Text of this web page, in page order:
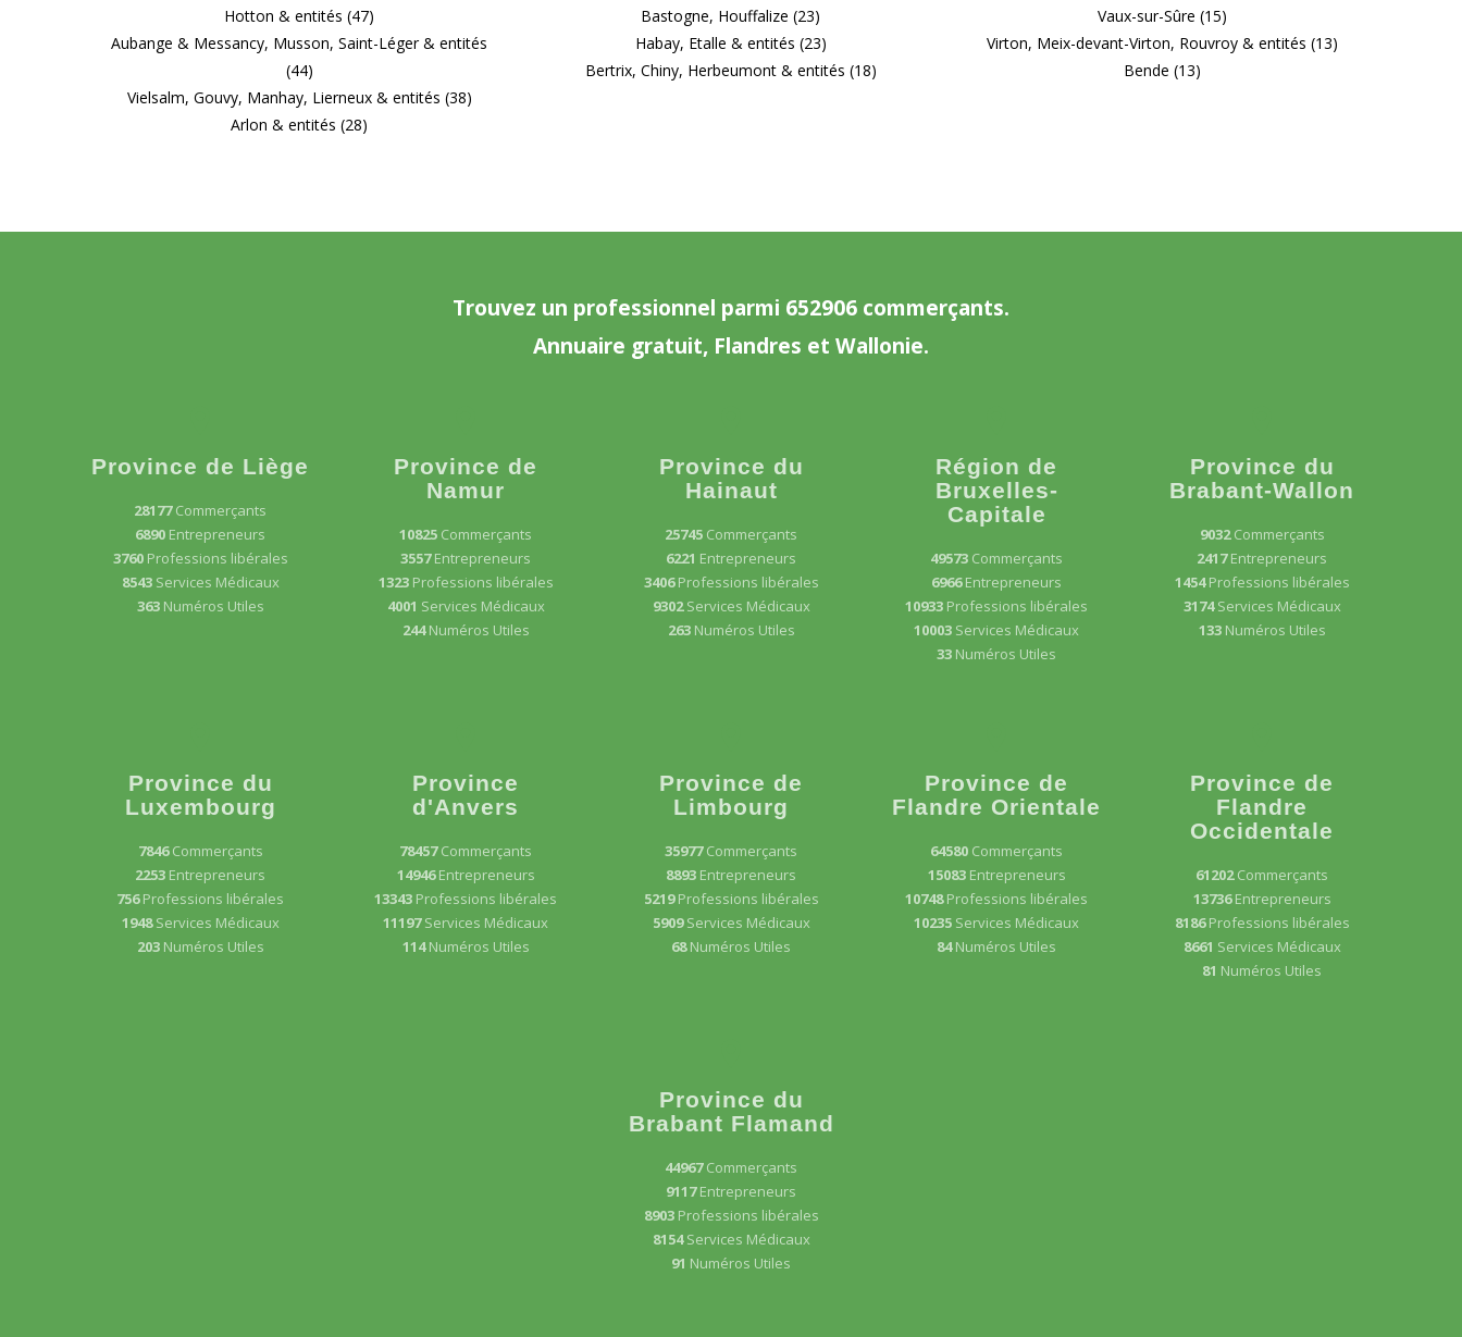
Hotton & entités (47)
Aubange & Messancy, Musson, Saint-Léger & entités
(44)
Vielsalm, Gouvy, Manhay, Lierneux & entités (38)
Arlon & entités (28)
Bastogne, Houffalize (23)
Habay, Etalle & entités (23)
Bertrix, Chiny, Herbeumont & entités (18)
Vaux-sur-Sûre (15)
Virton, Meix-devant-Virton, Rouvroy & entités (13)
Bende (13)
Trouvez un professionnel parmi 652906 commerçants.
Annuaire gratuit, Flandres et Wallonie.
Province de Liège
28177Commerçants
6890 Entrepreneurs
3760 Professions libérales
8543 Services Médicaux
363 Numéros Utiles
Province de
Namur
10825 Commerçants
3557Entrepreneurs
1323 Professions libérales
4001 Services Médicaux
244Numéros Utiles
Province du
Hainaut
25745 Commerçants
6221 Entrepreneurs
3406Professions libérales
9302Services Médicaux
263 Numéros Utiles
Région de
Bruxelles-
Capitale
49573 Commerçants
6966Entrepreneurs
10933 Professions libérales
10003 Services Médicaux
33 Numéros Utiles
Province du
Brabant-Wallon
9032Commerçants
2417Entrepreneurs
1454Professions libérales
3174Services Médicaux
133 Numéros Utiles
Province du
Luxembourg
7846Commerçants
2253 Entrepreneurs
756Professions libérales
1948Services Médicaux
203 Numéros Utiles
Province
d'Anvers
78457Commerçants
14946Entrepreneurs
13343 Professions libérales
11197Services Médicaux
114Numéros Utiles
Province de
Limbourg
35977Commerçants
8893 Entrepreneurs
5219Professions libérales
5909Services Médicaux
68Numéros Utiles
Province de
Flandre Orientale
64580 Commerçants
15083 Entrepreneurs
10748Professions libérales
10235 Services Médicaux
84Numéros Utiles
Province de
Flandre
Occidentale
61202Commerçants
13736Entrepreneurs
8186Professions libérales
8661 Services Médicaux
81 Numéros Utiles
Province du
Brabant Flamand
44967Commerçants
9117Entrepreneurs
8903 Professions libérales
8154Services Médicaux
91 Numéros Utiles